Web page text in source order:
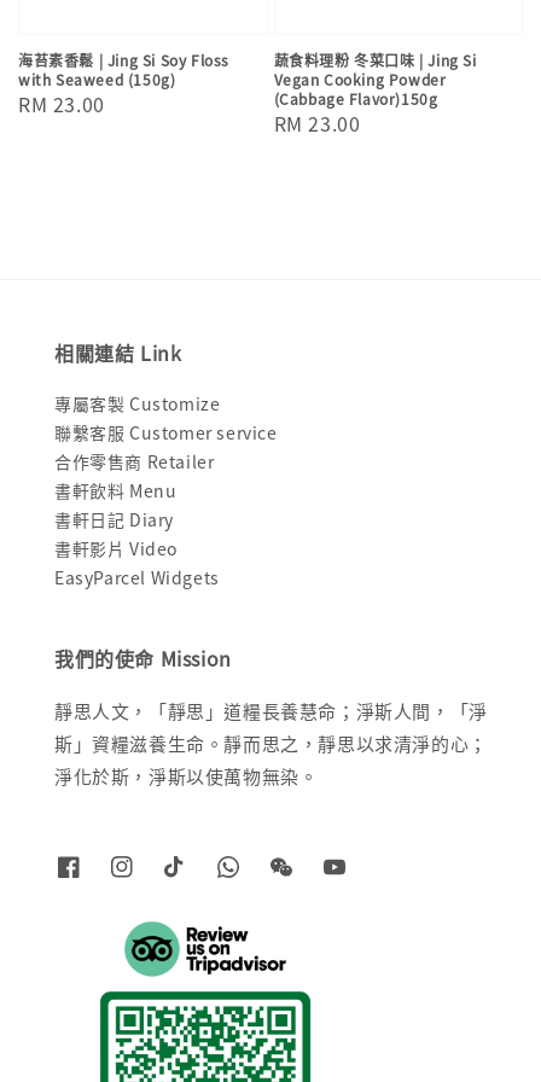
海苔素香鬆 | Jing Si Soy Floss
with Seaweed (150g)
Regular
RM 23.00
蔬食料理粉 冬菜口味 | Jing Si
Vegan Cooking Powder
(Cabbage Flavor)150g
Regular
RM 23.00
相關連結 Link
專屬客製 Customize
聯繫客服 Customer service
合作零售商 Retailer
書軒飲料 Menu
書軒日記 Diary
書軒影片 Video
EasyParcel Widgets
我們的使命 Mission
靜思人文，「靜思」道糧長養慧命；淨斯人間，「淨
斯」資糧滋養生命。靜而思之，靜思以求清淨的心；
淨化於斯，淨斯以使萬物無染。